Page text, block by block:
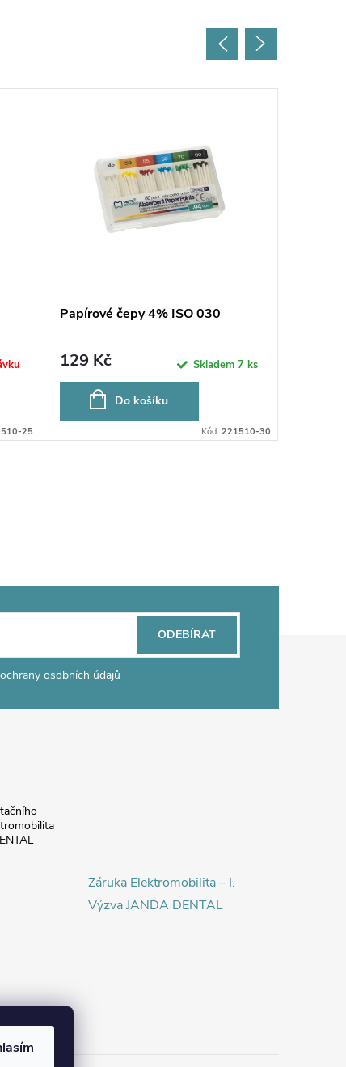
25
Papírové čepy 4% ISO 030
129 Kč Skladem 7 ks
Do košíku
Kód: 221510-30
osobních údajů
ODEBÍRAT
Záruka Elektromobilita – I.
Výzva JANDA DENTAL